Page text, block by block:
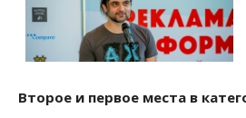
Второе и первое места в